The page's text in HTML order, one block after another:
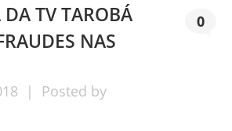
PODEM SE TORNAR
DA TV TAROBÁ
NAS
Posted by
0